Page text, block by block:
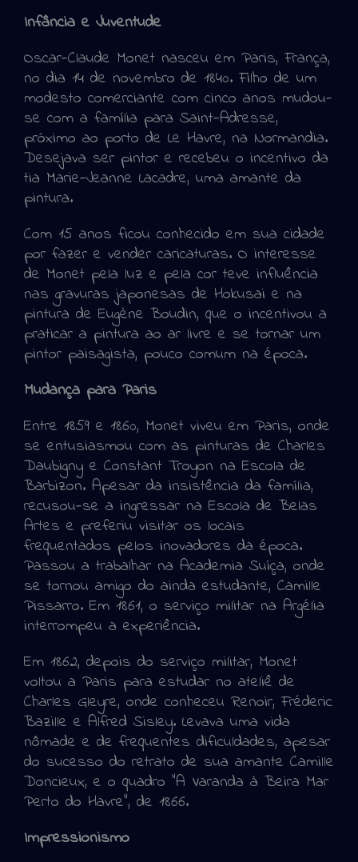
Infância e Juventude
Oscar-Claude Monet nasceu em Paris, França,
no dia 14 de novembro de 1840. Filho de um
modesto comerciante com cinco anos mudou-
se com a família para Saint-Adresse,
próximo ao porto de Le Havre, na Normandia.
Desejava ser pintor e recebeu o incentivo da
tia Marie-Jeanne Lacadre, uma amante da
pintura.
Com 15 anos ficou conhecido em sua cidade
por fazer e vender caricaturas. O interesse
de Monet pela luz e pela cor teve influência
nas gravuras japonesas de Hokusai e na
pintura de Eugène Boudin, que o incentivou a
praticar a pintura ao ar livre e se tornar um
pintor paisagista, pouco comum na época.
Mudança para Paris
Entre 1859 e 1860, Monet viveu em Paris, onde
se entusiasmou com as pinturas de Charles
Daubigny e Constant Troyon na Escola de
Barbizon. Apesar da insistência da família,
recusou-se a ingressar na Escola de Belas
Artes e preferiu visitar os locais
frequentados pelos inovadores da época.
Passou a trabalhar na Academia Suíça, onde
se tornou amigo do ainda estudante, Camille
Pissarro. Em 1861, o serviço militar na Argélia
interrompeu a experiência.
Em 1862, depois do serviço militar, Monet
voltou a Paris para estudar no ateliê de
Charles Gleyre, onde conheceu Renoir, Fréderic
Bazille e Alfred Sisley. Levava uma vida
nômade e de frequentes dificuldades, apesar
do sucesso do retrato de sua amante Camille
Doncieux, e o quadro “A Varanda à Beira Mar
Perto do Havre”, de 1866.
Impressionismo